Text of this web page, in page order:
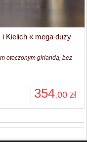
i Kielich « mega duży
otoczonym girlandą, bez
354,00 zł